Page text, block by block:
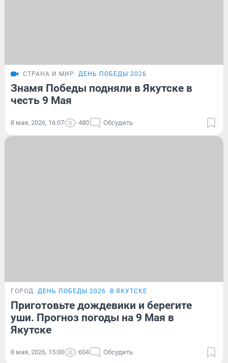
СТРАНА И МИР ДЕНЬ ПОБЕДЫ 2026
Знамя Победы подняли в Якутске в
честь 9 Мая
8 мая, 2026, 16:07 480 Обсудить
ГОРОД ДЕНЬ ПОБЕДЫ 2026 В ЯКУТСКЕ
Приготовьте дождевики и берегите
уши. Прогноз погоды на 9 Мая в
Якутске
8 мая, 2026, 15:00 604 Обсудить